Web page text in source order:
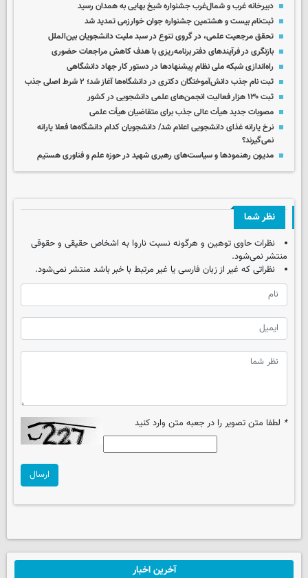
دبیرخانه غرب و شمال‌غرب جشنواره شیخ بهایی به همدان رسید
ثبت‌نام بیست و هشتمین جشنواره جوان خوارزمی تمدید شد
تحقق مرجعیت علمی، در گروی تنوع در سبد ملیت دانشجویان بین‌الملل
بازنگری در فرآیندهای دفتر برنامه‌ریزی با هدف کاهش مراجعات حضوری
راه‌اندازی شبکه ملی نظام پیشنهادها در دستور کار جهاد دانشگاهی
ثبت نام جذب دانش‌آموختگان دکتری در دانشگاه‌ها آغاز شد؛ ۲ شرط اصلی جذب
ثبت ۱۳۰ هزار فعالیت انجمن‌های علمی دانشجویی در کشور
مصوبات جدید هیأت عالی جذب برای متقاضیان هیأت علمی
نرخ یارانه غذای دانشجویی اعلام شد/ دانشجویان کدام دانشگاه‌ها فعلا یارانه
نمی‌گیرند؟
مدیون رهنمودها و سیاست‌های رهبری شهید در حوزه علم و فناوری هستیم
نظر شما
نظرات حاوی توهین و هرگونه نسبت ناروا به اشخاص حقیقی و حقوقی
منتشر نمی‌شود.
نظراتی که غیر از زبان فارسی یا غیر مرتبط با خبر باشد منتشر نمی‌شود.
* لطفا متن تصویر را در جعبه متن وارد کنید
ارسال
آخرین اخبار